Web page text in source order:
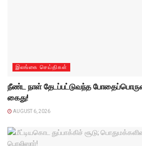
இலங்கை செய்திகள்
நீண்ட நாள் தேடப்பட்டுவந்த
கைது!
AUGUST 6, 2026